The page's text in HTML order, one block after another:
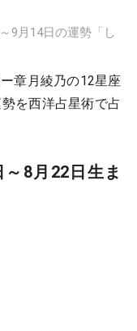
9月14日の運勢「し
章月綾乃の12星座
を西洋占星術で占
8月22日生ま